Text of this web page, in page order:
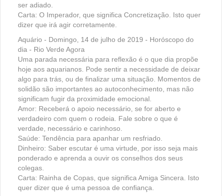
ser adiado.
Carta: O Imperador, que significa Concretização. Isto quer
dizer que irá agir corretamente.
Aquário - Domingo, 14 de julho de 2019 - Horóscopo do
dia - Rio Verde Agora
Uma parada necessária para reflexão é o que dia propõe
hoje aos aquarianos. Pode sentir a necessidade de deixar
algo para trás, ou de finalizar uma situação. Momentos de
solidão são importantes ao autoconhecimento, mas não
significam fugir da proximidade emocional.
Amor: Receberá o apoio necessário, se for aberto e
verdadeiro com quem o rodeia. Fale sobre o que é
verdade, necessário e carinhoso.
Saúde: Tendência para apanhar um resfriado.
Dinheiro: Saber escutar é uma virtude, por isso seja mais
ponderado e aprenda a ouvir os conselhos dos seus
colegas.
Carta: Rainha de Copas, que significa Amiga Sincera. Isto
quer dizer que é uma pessoa de confiança.